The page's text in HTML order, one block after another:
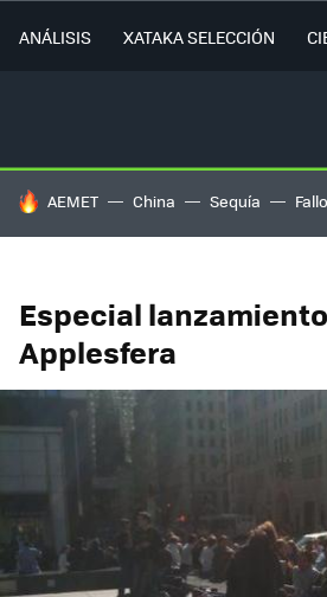
ANÁLISIS XATAKA SELECCIÓN
HOY SE HABLA DE
AEMET China Sequía
Especial
Applesfera